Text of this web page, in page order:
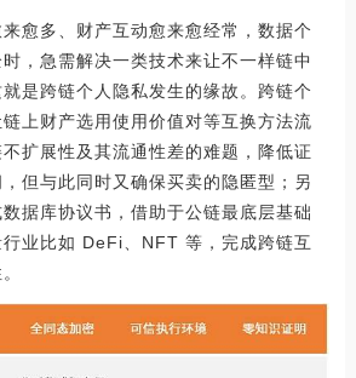
愈多、财产互动愈来愈经常，数据个
，急需解决一类技术来让不一样链中
是跨链个人隐私发生的缘故。跨链个
上财产选用使用价值对等互换方法流
扩展性及其流通性差的难题，降低证
但与此同时又确保买卖的隐匿型；另
据库协议书，借助于公链最底层基础
业比如 DeFi、NFT 等，完成跨链互